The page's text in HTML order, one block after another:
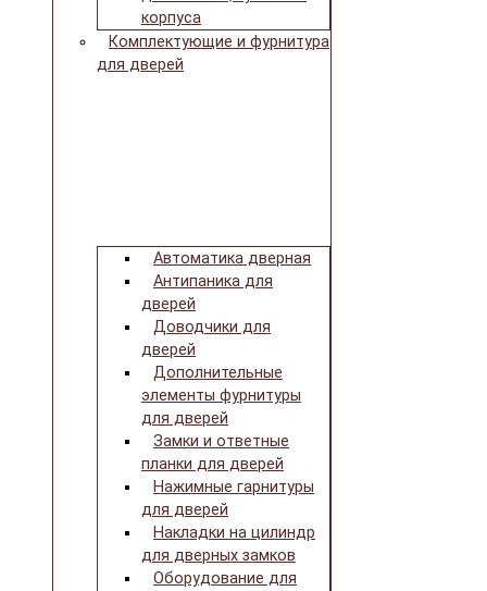
корпуса
Комплектующие и фурнитура
для дверей
Автоматика дверная
Антипаника для
дверей
Доводчики для
дверей
Дополнительные
элементы фурнитуры
для дверей
Замки и ответные
планки для дверей
Нажимные гарнитуры
для дверей
Накладки на цилиндр
для дверных замков
Оборудование для